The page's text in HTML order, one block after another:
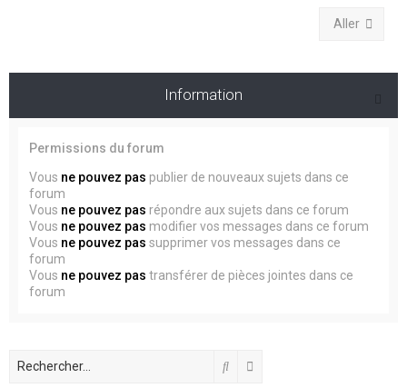
Aller
Information
Permissions du forum
Vous ne pouvez pas publier de nouveaux sujets dans ce
forum
Vous ne pouvez pas répondre aux sujets dans ce forum
Vous ne pouvez pas modifier vos messages dans ce forum
Vous ne pouvez pas supprimer vos messages dans ce
forum
Vous ne pouvez pas transférer de pièces jointes dans ce
forum
Rechercher